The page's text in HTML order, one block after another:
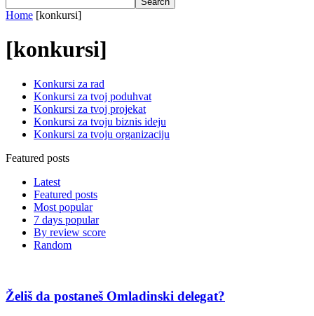
Home [konkursi]
[konkursi]
Konkursi za rad
Konkursi za tvoj poduhvat
Konkursi za tvoj projekat
Konkursi za tvoju biznis ideju
Konkursi za tvoju organizaciju
Featured posts
Latest
Featured posts
Most popular
7 days popular
By review score
Random
Želiš da postaneš Omladinski delegat?